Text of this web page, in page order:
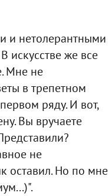
и нетолерантными
искусстве же все
Мне не
в трепетном
ряду. И вот,
Вы вручаете
не
оставил. Но по мне